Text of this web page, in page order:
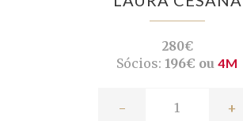
280€
Sócios: 196€ ou 4M
- +